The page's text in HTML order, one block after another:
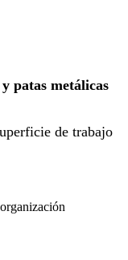
patas metálicas
de trabajo